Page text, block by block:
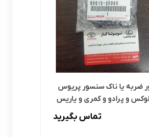
ضربه یا ناک سنسور پریوس
و پرادو و کمری و یاریس
و هایس و لکسوستماس بگیرید